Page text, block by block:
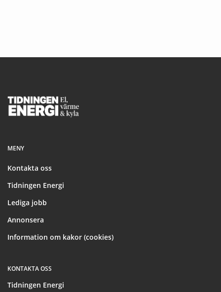
Footer
MENY
Kontakta oss
Tidningen Energi
Lediga jobb
Annonsera
Information om kakor (cookies)
KONTAKTA OSS
Tidningen Energi